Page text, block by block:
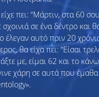
πει: “Μάρτιν, στα 60
σε ένα δέντρο και
έλεγαν αυτό πριν 20
θα είχα πει: “Είσαι
με, είμαι 62 και το
χάρη σε αυτά που έμαθα